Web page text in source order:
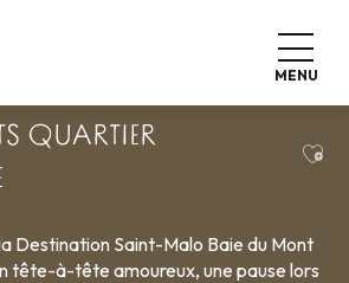
MENU
chez nous
QUARTIER
Destination Saint-Malo Baie du Mont
tête-à-tête amoureux, une pause lors